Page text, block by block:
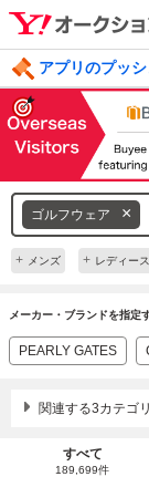
アプリのプッ
毎日引けるく
ゴルフウェア
+ メンズ + レディース
メーカー・ブランドを指定
PEARLY GATES
関連する3カテゴ
すべて
189,699件